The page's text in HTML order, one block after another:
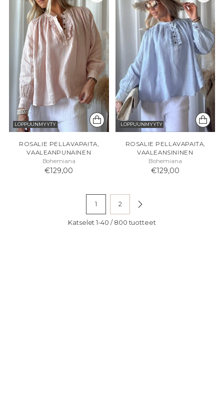
LOPPUUNMYYTY
ROSALIE PELLAVAPAITA,
VAALEANPUNAINEN
Bohemiana
€129,00
LOPPUUNMYYTY
ROSALIE PELLAVAPAITA,
VAALEANSININEN
Bohemiana
€129,00
1 2
Katselet 1-40 / 800 tuotteet